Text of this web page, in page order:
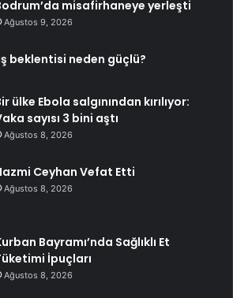
misafirhaneye yerleşti
Ağustos 9, 2026
beklentisi neden güçlü?
ülke Ebola salgınından kırılıyor:
sayısı 3 bini aştı
Ağustos 8, 2026
Ceyhan Vefat Etti
Ağustos 8, 2026
Bayramı’nda Sağlıklı Et
İpuçları
Ağustos 8, 2026